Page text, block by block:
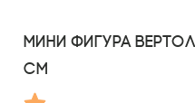
Мини Фигура
см